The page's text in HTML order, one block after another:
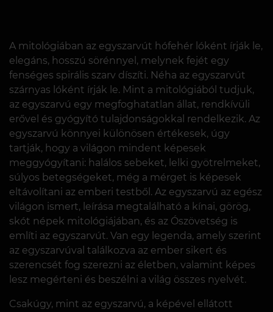
A mitológiában az egyszarvút hófehér lóként írják le,
elegáns, hosszú sörénnyel, melynek fejét egy
fenséges spirális szarv díszíti. Néha az egyszarvút
szárnyas lóként írják le. Mint a mitológiából tudjuk,
az egyszarvú egy megfoghatatlan állat, rendkívüli
erővel és gyógyító tulajdonságokkal rendelkezik. Az
egyszarvú könnyei különösen értékesek, úgy
tartják, hogy a világon mindent képesek
meggyógyítani: halálos sebeket, lelki gyötrelmeket,
súlyos betegségeket, még a mérget is képesek
eltávolítani az emberi testből. Az egyszarvú az egész
világon ismert, leírása megtalálható a kínai, görög,
skót népek mitológiájában, és az Ószövetség is
említi az egyszarvút. Van egy legenda, amely szerint
az egyszarvúval találkozva az ember sikert és
szerencsét fog szerezni az életben, valamint képes
lesz megérteni és beszélni a világ összes nyelvét.
Csakúgy, mint az egyszarvú, a képével ellátott